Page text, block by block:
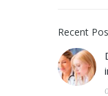
Recent